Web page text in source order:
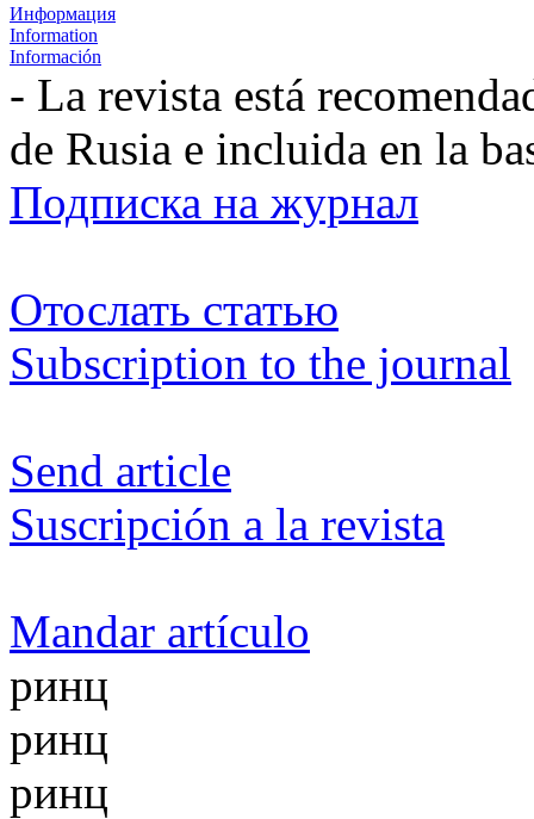
Информация
Information
Información
- La revista está
de Rusia e incluida en la
Подписка на журнал
Отослать статью
Subscription to the journal
Send article
Suscripción a la revista
Mandar artículo
ринц
ринц
ринц